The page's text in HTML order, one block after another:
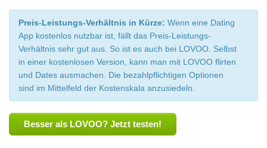
Preis-Leistungs-Verhältnis in Kürze: Wenn eine Dating
App kostenlos nutzbar ist, fällt das Preis-Leistungs-
Verhältnis sehr gut aus. So ist es auch bei LOVOO. Selbst
in einer kostenlosen Version, kann man mit LOVOO flirten
und Dates ausmachen. Die bezahlpflichtigen Optionen
sind im Mittelfeld der Kostenskala anzusiedeln.
Besser als LOVOO? Jetzt testen!